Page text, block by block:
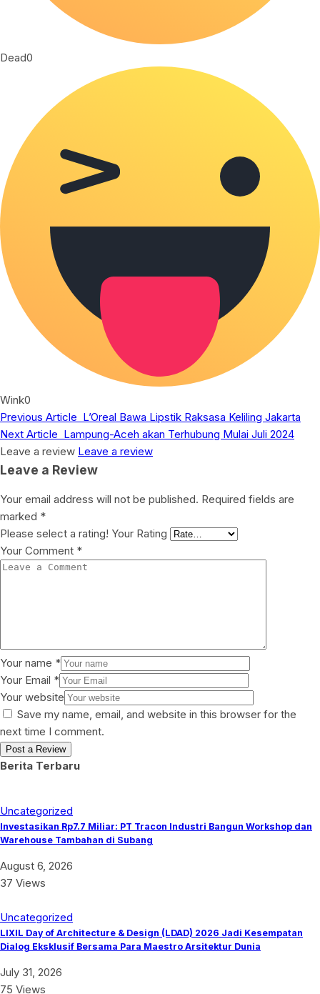
Dead0
Wink0
Previous Article L’Oreal Bawa Lipstik Raksasa Keliling Jakarta
Next Article Lampung-Aceh akan Terhubung Mulai Juli 2024
Leave a review Leave a review
Leave a Review
Your email address will not be published. Required fields are
marked *
Please select a rating! Your Rating
Your Comment *
Your name *
Your Email *
Your website
Save my name, email, and website in this browser for the
next time I comment.
Berita Terbaru
Uncategorized
Investasikan Rp7.7 Miliar: PT Tracon Industri Bangun Workshop dan
Warehouse Tambahan di Subang
August 6, 2026
37 Views
Uncategorized
LIXIL Day of Architecture & Design (LDAD) 2026 Jadi Kesempatan
Dialog Eksklusif Bersama Para Maestro Arsitektur Dunia
July 31, 2026
75 Views